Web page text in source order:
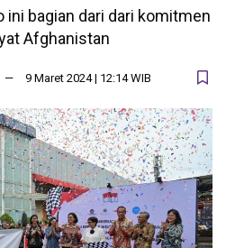
ini bagian dari dari komitmen
Afghanistan
9 Maret 2024 | 12:14 WIB